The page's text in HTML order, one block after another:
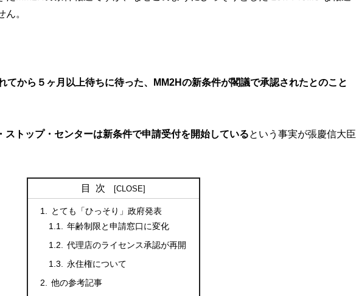
。
てから５ヶ月以上待ちに待った、MM2Hの新条件が閣議で承認されたとのこと
ストップ・センターは新条件で申請受付を開始しているという事実が張慶信大臣
目次
とても「ひっそり」政府発表
年齢制限と申請窓口に変化
代理店のライセンス承認が再開
永住権について
他の参考記事